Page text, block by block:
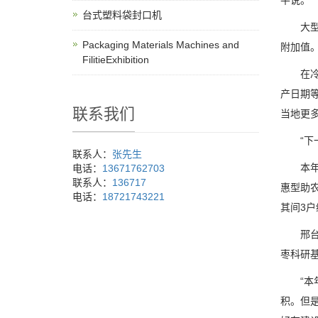
大型
附加值
在冷
产日期
当地更
“下一
本年
惠型助
其间3户
邢台
枣科研
“本年
积。但
台式塑料袋封口机
Packaging Materials Machines and
FilitieExhibition
联系我们
联系人： 张先生
电话： 13671762703
联系人： 136717
电话： 18721743221